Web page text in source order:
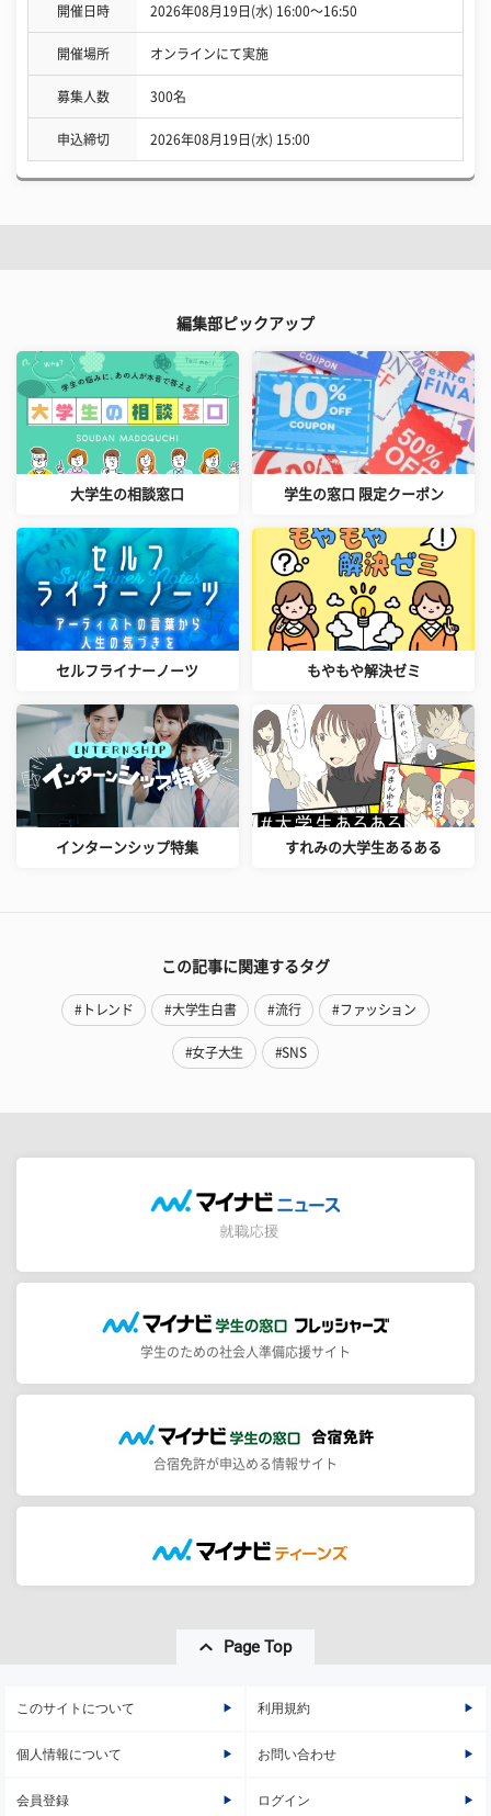
開催日時 2026年08月19日(水) 16:00〜16:50
開催場所 オンラインにて実施
募集人数 300名
申込締切 2026年08月19日(水) 15:00
編集部ピックアップ
大学生の相談窓口 学生の窓口 限定クーポン
セルフライナーノーツ もやもや解決ゼミ
インターンシップ特集 すれみの大学生あるある
この記事に関連するタグ
#トレンド #大学生白書 #流行 #ファッション
#女子大生 #SNS
学生のための社会人準備応援サイト
合宿免許が申込める情報サイト
Page Top
このサイトについて 利用規約
個人情報について お問い合わせ
会員登録 ログイン